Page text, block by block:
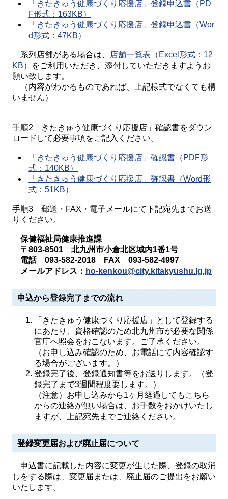
「きたきゅう健康づくり応援店」登録申込書（PD
F形式：163KB）
「きたきゅう健康づくり応援店」登録申込書（Wor
d形式：47KB）
系列店舗がある場合は、
店舗一覧表（Excel形式：12
KB）
をご利用いただき、添付していただきますようお
願い致します。
（内容がわかるものであれば、上記様式でなくても構
いません）
手順2「きたきゅう健康づくり応援店」確認書をダウン
ロードして必要事項をご記入ください。
「きたきゅう健康づくり応援店」確認書（PDF形
式：140KB）
「きたきゅう健康づくり応援店」確認書（Word形
式：51KB）
手順3 郵送・FAX・電子メールにて下記宛先までお送
りください。
保健福祉局健康推進課
〒803‐8501 北九州市小倉北区城内1番1号
電話 093-582-2018 FAX 093-582-4997
メールアドレス： ho-kenkou@city.kitakyushu.lg.jp
申込から登録完了までの流れ
「きたきゅう健康づくり応援店」として登録する
にあたり、資格確認のため北九州市が必要な関係
官庁へ照会をおこないます。ご了承ください。
（お申し込み確認のため、お電話にて内容確認す
る場合がございます。）
登録完了後、登録通知書等をお送りします。（登
録完了まで3週間程度要します。）
（注意）お申し込みから1ヶ月経過してもこちら
からの連絡が無い場合は、お手数をおかけいたし
ますが、上記宛先までご連絡ください。
登録変更届および廃止届について
申込書に記載した内容に変更が生じた際、登録の取消
しをする際は、変更届または、廃止届のご提出をお願い
いたします。